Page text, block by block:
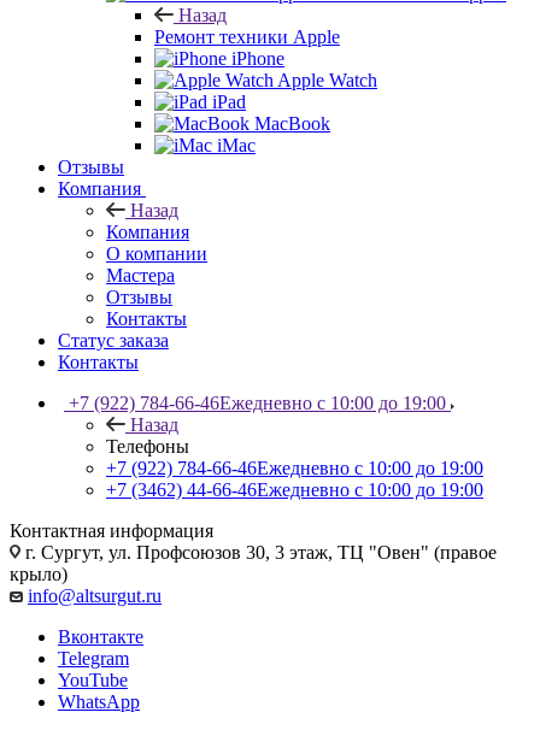
Назад
Ремонт техники Apple
iPhone
Apple Watch
iPad
MacBook
iMac
Отзывы
Компания
Назад
Компания
О компании
Мастера
Отзывы
Контакты
Статус заказа
Контакты
+7 (922) 784-66-46Ежедневно с 10:00 до 19:00
Назад
Телефоны
+7 (922) 784-66-46Ежедневно с 10:00 до 19:00
+7 (3462) 44-66-46Ежедневно с 10:00 до 19:00
Контактная информация
г. Сургут, ул. Профсоюзов 30, 3 этаж, ТЦ "Овен" (правое
крыло)
info@altsurgut.ru
Вконтакте
Telegram
YouTube
WhatsApp